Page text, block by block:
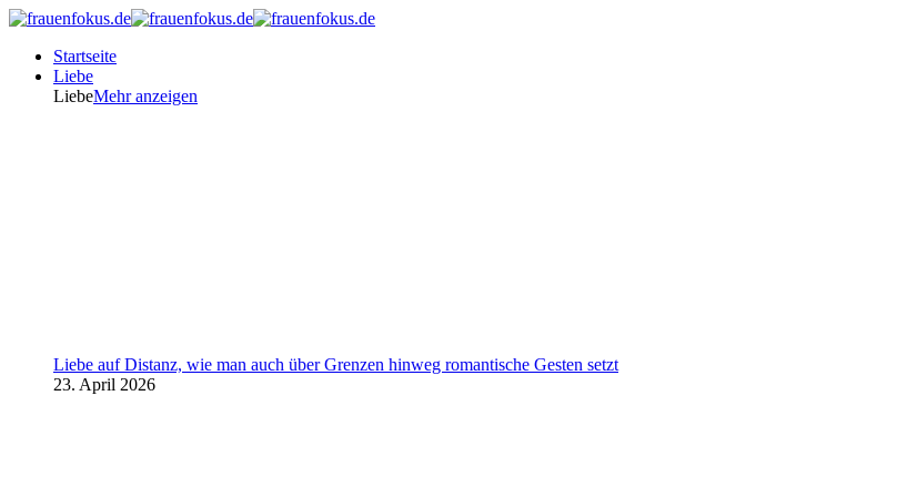
Startseite
Liebe
LiebeMehr anzeigen
Liebe auf Distanz, wie man auch über Grenzen hinweg romantische Gesten setzt
23. April 2026